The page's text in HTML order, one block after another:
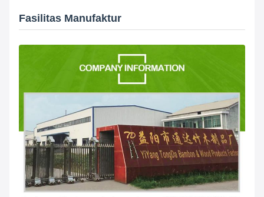
Fasilitas Manufaktur